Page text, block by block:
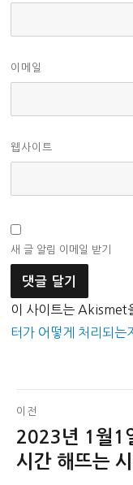
이메일
웹사이트
새 글 알림 이메일 받기
이 사이트는 Akismet
터가 어떻게 처리되는
글
탐
색
이전
이
전
2023년 1월1
시간 해뜨는